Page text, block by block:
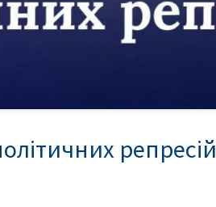
репресій